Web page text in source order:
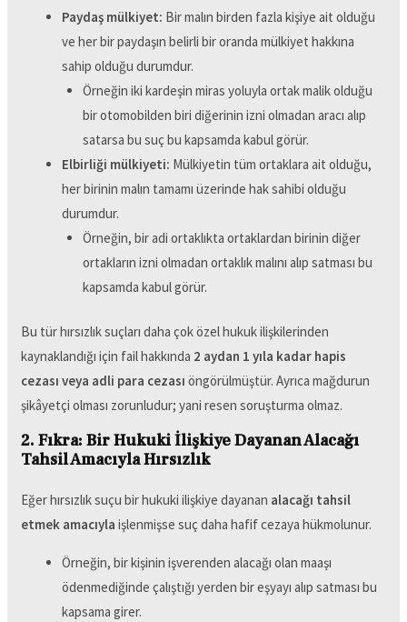
Paydaş mülkiyet: Bir malın birden fazla kişiye ait olduğu
ve her bir paydaşın belirli bir oranda mülkiyet hakkına
sahip olduğu durumdur.
Örneğin iki kardeşin miras yoluyla ortak malik olduğu
bir otomobilden biri diğerinin izni olmadan aracı alıp
satarsa bu suç bu kapsamda kabul görür.
Elbirliği mülkiyeti: Mülkiyetin tüm ortaklara ait olduğu,
her birinin malın tamamı üzerinde hak sahibi olduğu
durumdur.
Örneğin, bir adi ortaklıkta ortaklardan birinin diğer
ortakların izni olmadan ortaklık malını alıp satması bu
kapsamda kabul görür.
Bu tür hırsızlık suçları daha çok özel hukuk ilişkilerinden
kaynaklandığı için fail hakkında 2 aydan 1 yıla kadar hapis
cezası veya adli para cezası öngörülmüştür. Ayrıca mağdurun
şikâyetçi olması zorunludur; yani resen soruşturma olmaz.
2. Fıkra: Bir Hukuki İlişkiye Dayanan Alacağı
Tahsil Amacıyla Hırsızlık
Eğer hırsızlık suçu bir hukuki ilişkiye dayanan alacağı tahsil
etmek amacıyla işlenmişse suç daha hafif cezaya hükmolunur.
Örneğin, bir kişinin işverenden alacağı olan maaşı
ödenmediğinde çalıştığı yerden bir eşyayı alıp satması bu
kapsama girer.